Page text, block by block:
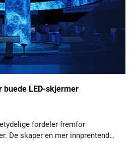
buede LED-skjermer
fordeler fremfor
De skaper en mer innprentende